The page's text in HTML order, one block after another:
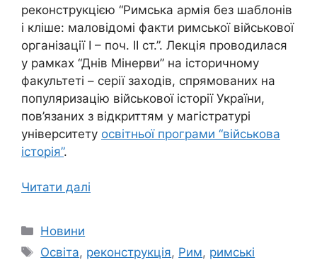
реконструкцією “Римська армія без шаблонів
і кліше: маловідомі факти римської військової
організації І – поч. ІІ ст.”. Лекція проводилася
у рамках “Днів Мінерви” на історичному
факультеті – серії заходів, спрямованих на
популяризацію військової історії України,
пов’язаних з відкриттям у магістратурі
університету освітньої програми “військова
історія”.
Читати далі
Категорії
Новини
Позначки
Освіта, реконструкція, Рим, римські